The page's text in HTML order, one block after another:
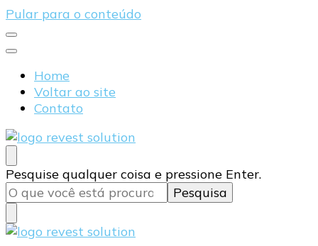
Pular para o conteúdo
Home
Voltar ao site
Contato
Blog Revest Solution
Procurando
algo?
Pesquise qualquer coisa e pressione Enter.